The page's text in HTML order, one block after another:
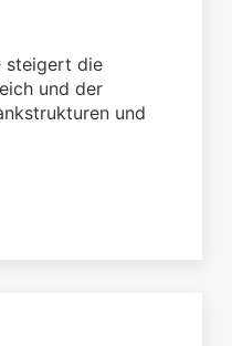
steigert die
und der
und